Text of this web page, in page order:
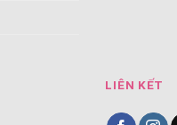
LIÊN KẾT